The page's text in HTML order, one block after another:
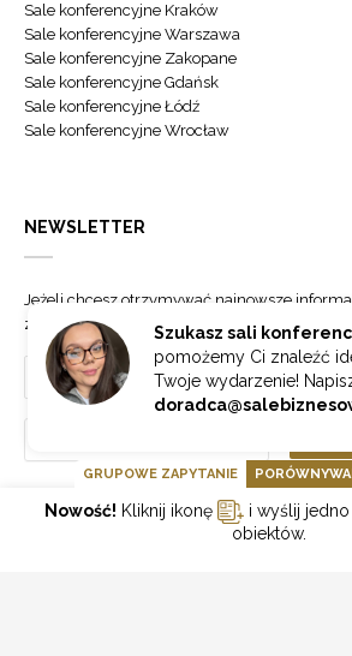
Szukasz sali
pomożemy Ci znaleźć
Twoje wydarzenie!
Sale konferencyjne Kraków
Sale konferencyjne Warszawa
Sale konferencyjne Zakopane
Sale konferencyjne Gdańsk
Sale konferencyjne Łódź
Sale konferencyjne Wrocław
NEWSLETTER
Jeżeli chcesz otrzymywać najnowsze
zapisz się do naszego newslettera.
GOONLINE.PL SPÓŁKA Z OGRANICZONĄ
GRUPOWE ZAPYTANIE
Nowość! Kliknij ikonę
i wyślij jedno
obiektów.